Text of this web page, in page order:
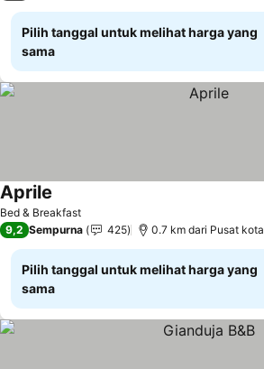
Pilih tanggal untuk melihat harga yang
sama
Bed & Breakfast
Aprile
9,2 Sempurna 425 0.7 km dari Pusat kota
Pilih tanggal untuk melihat harga yang
sama